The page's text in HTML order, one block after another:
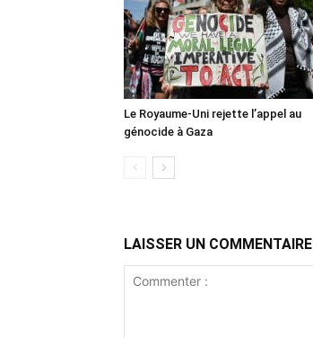
Le Royaume-Uni rejette l’appel au
génocide à Gaza
LAISSER UN COMMENTAIRE